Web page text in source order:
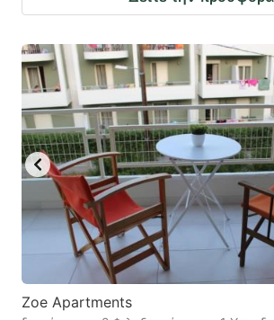
Zoe Apartments